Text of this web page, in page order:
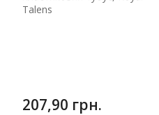
207,90 грн.